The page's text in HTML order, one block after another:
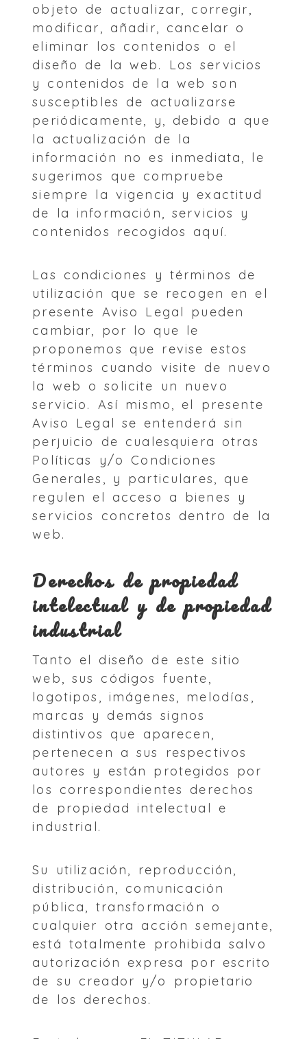
objeto de actualizar, corregir,
modificar, añadir, cancelar o
eliminar los contenidos o el
diseño de la web. Los servicios
y contenidos de la web son
susceptibles de actualizarse
periódicamente, y, debido a que
la actualización de la
información no es inmediata, le
sugerimos que compruebe
siempre la vigencia y exactitud
de la información, servicios y
contenidos recogidos aquí.
Las condiciones y términos de
utilización que se recogen en el
presente Aviso Legal pueden
cambiar, por lo que le
proponemos que revise estos
términos cuando visite de nuevo
la web o solicite un nuevo
servicio. Así mismo, el presente
Aviso Legal se entenderá sin
perjuicio de cualesquiera otras
Políticas y/o Condiciones
Generales, y particulares, que
regulen el acceso a bienes y
servicios concretos dentro de la
web.
Derechos de propiedad
intelectual y de propiedad
industrial
Tanto el diseño de este sitio
web, sus códigos fuente,
logotipos, imágenes, melodías,
marcas y demás signos
distintivos que aparecen,
pertenecen a sus respectivos
autores y están protegidos por
los correspondientes derechos
de propiedad intelectual e
industrial.
Su utilización, reproducción,
distribución, comunicación
pública, transformación o
cualquier otra acción semejante,
está totalmente prohibida salvo
autorización expresa por escrito
de su creador y/o propietario
de los derechos.